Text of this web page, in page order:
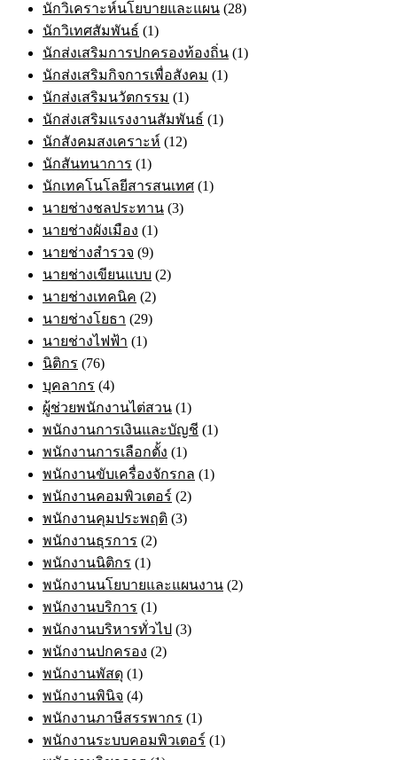
นักวิเคราะห์นโยบายและแผน (28)
นักวิเทศสัมพันธ์ (1)
นักส่งเสริมการปกครองท้องถิ่น (1)
นักส่งเสริมกิจการเพื่อสังคม (1)
นักส่งเสริมนวัตกรรม (1)
นักส่งเสริมแรงงานสัมพันธ์ (1)
นักสังคมสงเคราะห์ (12)
นักสันทนาการ (1)
นักเทคโนโลยีสารสนเทศ (1)
นายช่างชลประทาน (3)
นายช่างผังเมือง (1)
นายช่างสำรวจ (9)
นายช่างเขียนแบบ (2)
นายช่างเทคนิค (2)
นายช่างโยธา (29)
นายช่างไฟฟ้า (1)
นิติกร (76)
บุคลากร (4)
ผู้ช่วยพนักงานไต่สวน (1)
พนักงานการเงินและบัญชี (1)
พนักงานการเลือกตั้ง (1)
พนักงานขับเครื่องจักรกล (1)
พนักงานคอมพิวเตอร์ (2)
พนักงานคุมประพฤติ (3)
พนักงานธุรการ (2)
พนักงานนิติกร (1)
พนักงานนโยบายและแผนงาน (2)
พนักงานบริการ (1)
พนักงานบริหารทั่วไป (3)
พนักงานปกครอง (2)
พนักงานพัสดุ (1)
พนักงานพินิจ (4)
พนักงานภาษีสรรพากร (1)
พนักงานระบบคอมพิวเตอร์ (1)